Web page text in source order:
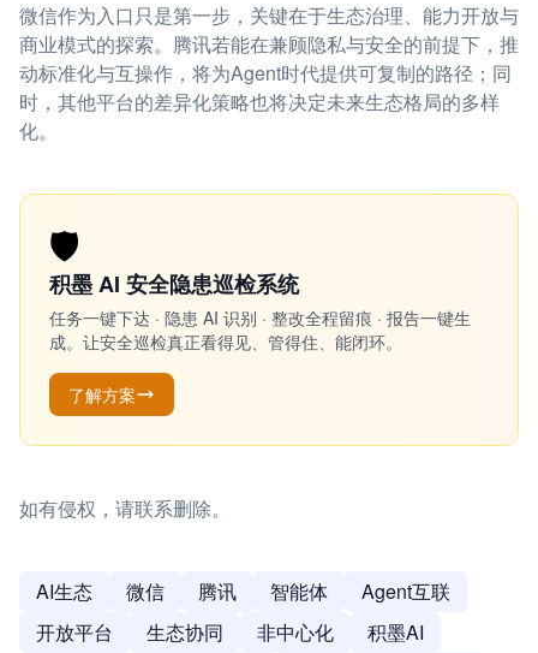
微信作为入口只是第一步，关键在于生态治理、能力开放与
商业模式的探索。腾讯若能在兼顾隐私与安全的前提下，推
动标准化与互操作，将为Agent时代提供可复制的路径；同
时，其他平台的差异化策略也将决定未来生态格局的多样
化。
🛡️
积墨 AI 安全隐患巡检系统
任务一键下达 · 隐患 AI 识别 · 整改全程留痕 · 报告一键生
成。让安全巡检真正看得见、管得住、能闭环。
了解方案
如有侵权，请联系删除。
AI生态 微信 腾讯 智能体
Agent互联
开放平台
生态协同 非中心化
积墨AI